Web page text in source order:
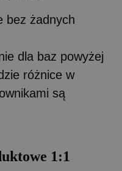
bez żadnych
dla baz powyżej
różnice w
są
1:1